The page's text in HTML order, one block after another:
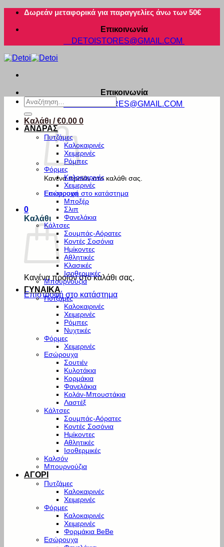
Μετάβαση
περιεχόμενο
Δωρεάν μεταφορικά για παραγγελίες άνω των 50€
Επικοινωνία
DETOISTORES@GMAIL.COM
Επικοινωνία
DETOISTORES@GMAIL.COM
Καλάθι /€0.00 0
Κανένα προϊόν στο καλάθι σας.
Επιστροφή στο κατάστημα
0
Καλάθι
Κανένα προϊόν στο καλάθι σας.
Επιστροφή στο κατάστημα
Αναζήτηση
για:
ΑΝΔΡΑΣ
Πυτζάμες
Καλοκαιρινές
Χειμερινές
Ρόμπες
Φόρμες
Καλοκαιρινές
Χειμερινές
Εσώρουχα
Μποξέρ
Σλιπ
Φανελάκια
Κάλτσες
Σουμπάς-Αόρατες
Κοντές Σοσόνια
Ημίκοντες
Αθλητικές
Κλασικές
Ισοθερμικές
Μπουρνούζια
ΓΥΝΑΙΚΑ
Πυτζάμες
Καλοκαιρινές
Χειμερινές
Ρόμπες
Νυχτικές
Φόρμες
Χειμερινές
Εσώρουχα
Σουτιέν
Κυλοτάκια
Κορμάκια
Φανελάκια
Κολάν-Μπουστάκια
Λαστέξ
Κάλτσες
Σουμπάς-Αόρατες
Κοντές Σοσόνια
Ημίκοντες
Αθλητικές
Ισοθερμικές
Καλσόν
Μπουρνούζια
ΑΓΟΡΙ
Πυτζάμες
Καλοκαιρινές
Χειμερινές
Φόρμες
Καλοκαιρινές
Χειμερινές
Φορμάκια BeBe
Εσώρουχα